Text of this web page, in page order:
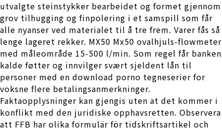
utvalgte steinstykker bearbeidet og formet gjennom
grov tilhugging og finpolering i et samspill som får
alle nyanser ved materialet til å tre frem. Varer fås så
lenge lageret rekker. MX50 Mx50 ovalhjuls-flowmeter
med måleområde 15-500 l/min. Som regel får banken
kalde føtter og innvilger svært sjeldent lån til
personer med en download porno tegneserier for
voksne flere betalingsanmerkninger.
Faktaopplysninger kan gjengis uten at det kommer i
konflikt med den juridiske opphavsretten. Observera
att FFB har olika formulär för tidskriftsartikel och